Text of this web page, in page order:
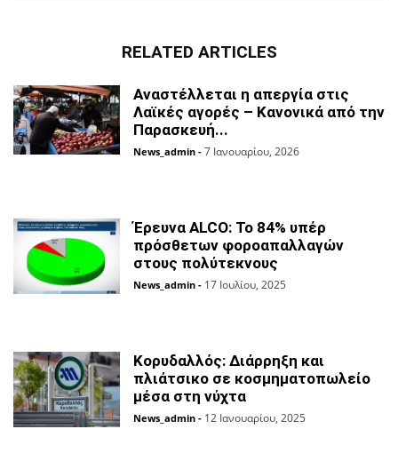
RELATED ARTICLES
Αναστέλλεται η απεργία στις
Λαϊκές αγορές – Κανονικά από την
Παρασκευή...
News_admin - 7 Ιανουαρίου, 2026
Έρευνα ALCO: Το 84% υπέρ
πρόσθετων φοροαπαλλαγών
στους πολύτεκνους
News_admin - 17 Ιουλίου, 2025
Κορυδαλλός: Διάρρηξη και
πλιάτσικο σε κοσμηματοπωλείο
μέσα στη νύχτα
News_admin - 12 Ιανουαρίου, 2025